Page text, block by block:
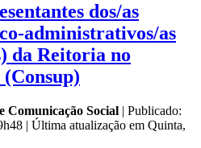
dos/as
administrativos/as
da Reitoria no
Comunicação Social | Publicado:
| Última atualização em Quinta,